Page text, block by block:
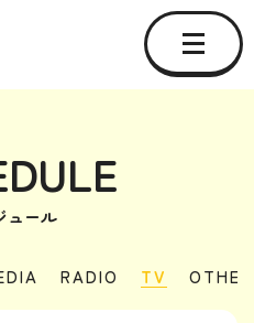
ュール
RADIO TV OTHER